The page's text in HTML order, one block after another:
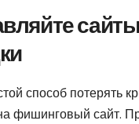
способ потерять
фишинговый сайт.